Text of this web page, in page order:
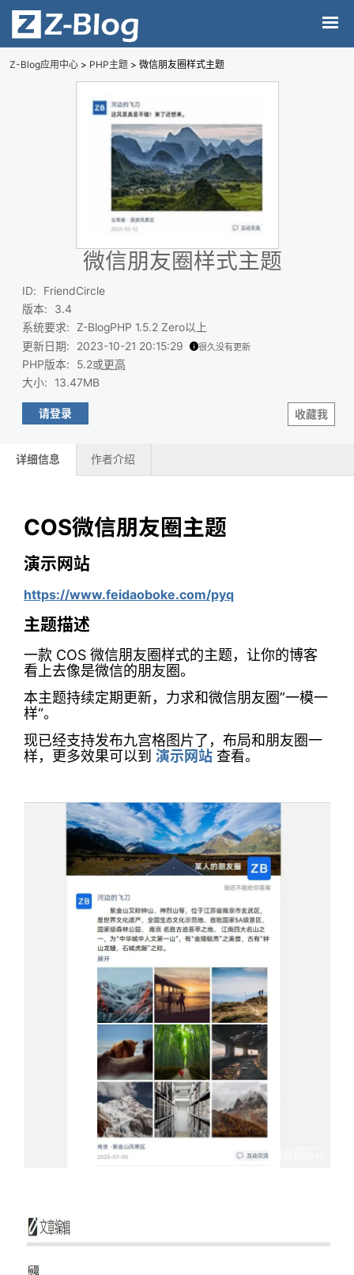
Z-Blog应用中心 > PHP主题 > 微信朋友圈样式主题
微信朋友圈样式主题
ID:
FriendCircle
版本:
3.4
系统要求:
Z-BlogPHP 1.5.2 Zero以上
更新日期: 2023-10-21 20:15:29 很久没有更新
PHP版本: 5.2或更高
大小: 13.47MB
收藏我
请登录
详细信息 作者介绍
COS微信朋友圈主题
演示网站
https://www.feidaoboke.com/pyq
主题描述
一款 COS 微信朋友圈样式的主题，让你的博客
看上去像是微信的朋友圈。
本主题持续定期更新，力求和微信朋友圈”一模一
样“。
现已经支持发布九宫格图片了，布局和朋友圈一
样，更多效果可以到 演示网站 查看。